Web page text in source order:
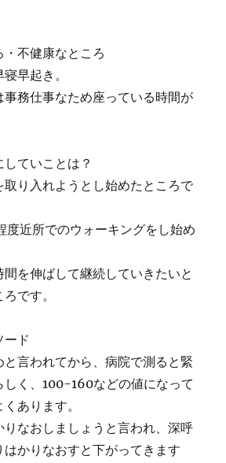
不健康なところ
早起き。
事務仕事なため座っている時間が
ていことは？
取り入れようとし始めたところで
度近所でのウォーキングをし始め
を伸ばして継続していきたいと
です。
ド
と言われてから、病院で測ると緊
しく、100-160などの値になって
あります。
りなおしましょうと言われ、深呼
はかりなおすと下がってきます